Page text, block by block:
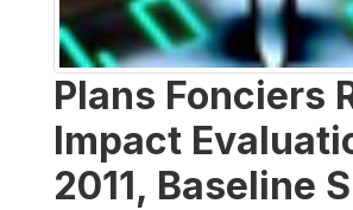
Plans Fonciers
Impact
2011, Baseline